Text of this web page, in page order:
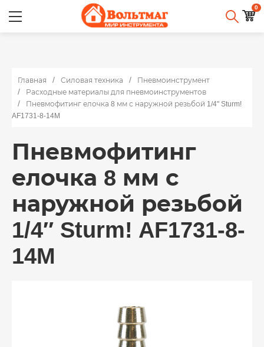
0
Главная Силовая техника
Пневмоинструмент
Расходные материалы для пневмоинструментов
Пневмофитинг елочка 8 мм с наружной резьбой 1/4" Sturm!
AF1731-8-14M
Пневмофитинг
елочка 8 мм с
наружной резьбой
1/4″ Sturm! AF1731-8-
14M